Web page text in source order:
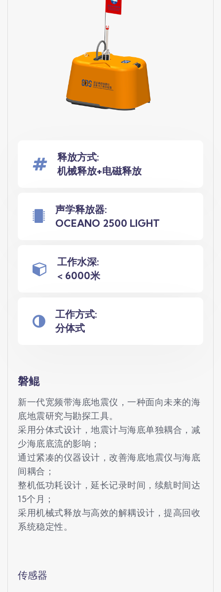
释放方式:
机械释放+电磁释放
声学释放器:
OCEANO 2500 LIGHT
工作水深:
< 6000米
工作方式:
分体式
磐鲲
新一代宽频带海底地震仪，一种面向未来的海
底地震研究与勘探工具。
采用分体式设计，地震计与海底单独耦合，减
少海底底流的影响；
通过紧凑的仪器设计，改善海底地震仪与海底
间耦合；
整机低功耗设计，延长记录时间，续航时间达
15个月；
采用机械式释放与高效的解耦设计，提高回收
系统稳定性。
传感器